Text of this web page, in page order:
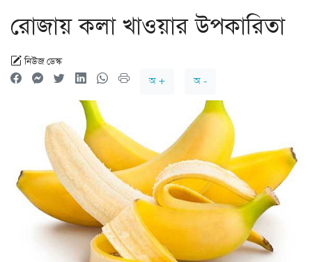
রোজায় কলা খাওয়ার উপকারিতা
নিউজ ডেস্ক
অ +
অ -